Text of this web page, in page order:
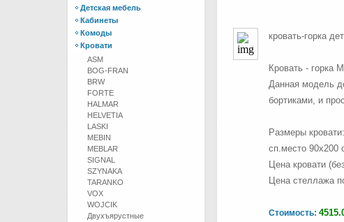
Детская мебель
Кабинеты
Комоды
Кровати
ASM
BOG-FRAN
BRW
FORTE
HALMAR
HELVETIA
LASKI
MEBIN
MEBLAR
SIGNAL
SZYNAKA
TARANKO
VOX
WOJCIK
Двухъярустные
кровать-горка
Кровать - горка
Данная модель
бортиками, и
Размеры кровати:
сп.место
Цена кровати
Цена стеллажа
Стоимость: